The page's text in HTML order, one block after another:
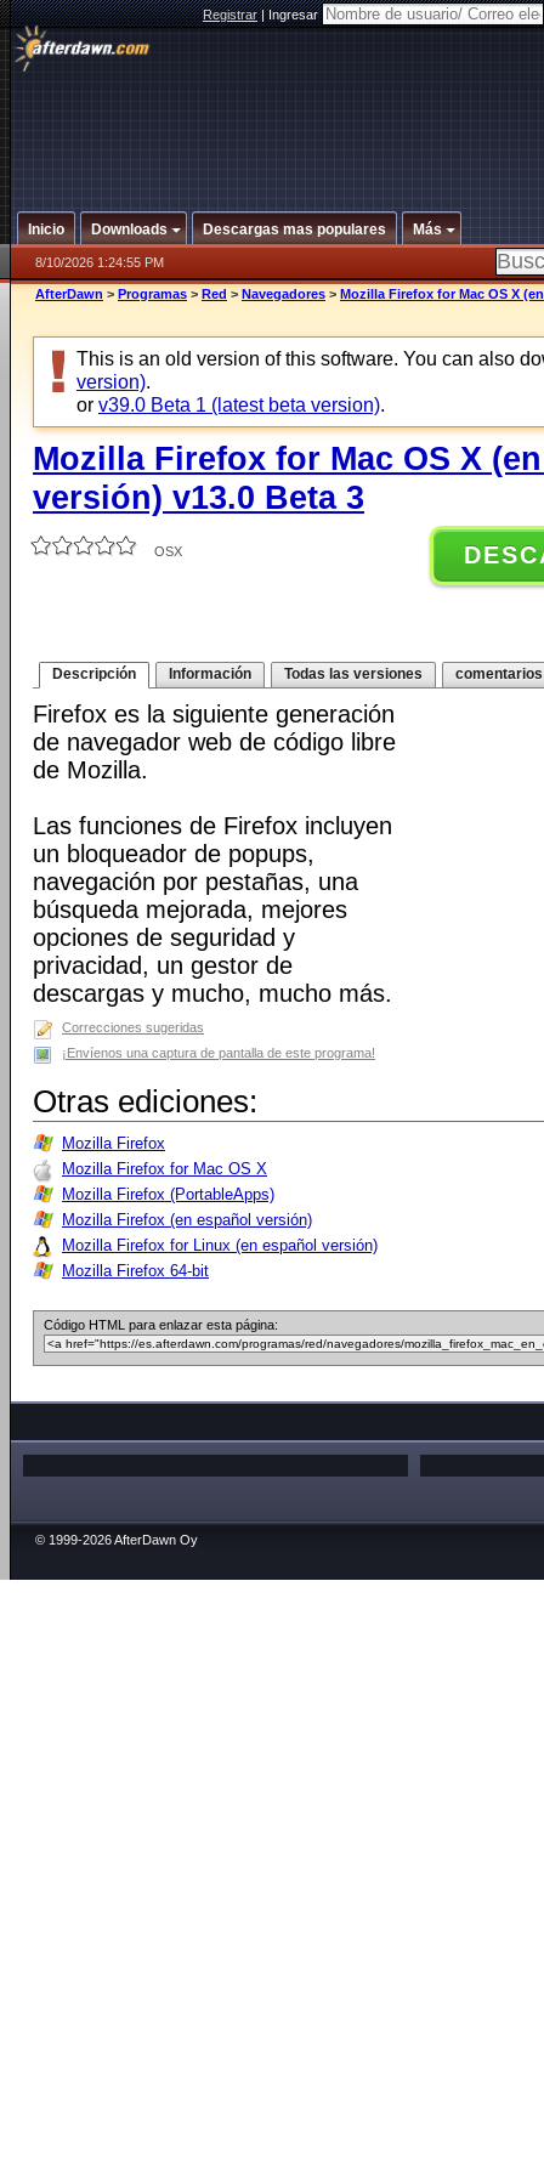
Registrar|Ingresar
Inicio Downloads Descargas mas populares Más
8/10/2026 1:24:55 PM
AfterDawn > Programas > Red > Navegadores > Mozilla Firefox for Mac OS X
This is an old version of this software. You can also
version).
or v39.0 Beta 1 (latest beta version).
Mozilla Firefox for Mac OS X
versión) v13.0 Beta 3
OSX
Descripción Información Todas las versiones comentarios
Firefox es la siguiente generación
de navegador web de código libre
de Mozilla.
Las funciones de Firefox incluyen
un bloqueador de popups,
navegación por pestañas, una
búsqueda mejorada, mejores
opciones de seguridad y
privacidad, un gestor de
descargas y mucho, mucho más.
Correcciones sugeridas
¡Envíenos una captura de pantalla de este programa!
Otras ediciones:
Mozilla Firefox
Mozilla Firefox for Mac OS X
Mozilla Firefox (PortableApps)
Mozilla Firefox (en español versión)
Mozilla Firefox for Linux (en español versión)
Mozilla Firefox 64-bit
Código HTML para enlazar esta página:
© 1999-2026 AfterDawn Oy